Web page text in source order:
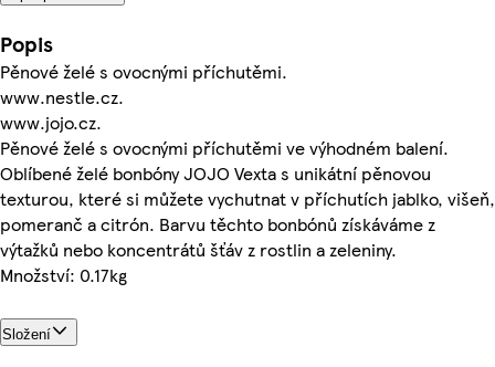
Popis
Pěnové želé s ovocnými příchutěmi.
www.nestle.cz.
www.jojo.cz.
Pěnové želé s ovocnými příchutěmi ve výhodném balení.
Oblíbené želé bonbóny JOJO Vexta s unikátní pěnovou
texturou, které si můžete vychutnat v příchutích jablko, višeň,
pomeranč a citrón. Barvu těchto bonbónů získáváme z
výtažků nebo koncentrátů šťáv z rostlin a zeleniny.
Množství: 0.17kg
Složení